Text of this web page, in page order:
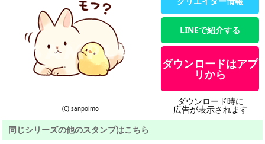
(C) sanpoimo
LINEで紹介する
ダウンロードはアプ
リから
ダウンロード時に
広告が表示されます
同じシリーズの他のスタンプはこちら